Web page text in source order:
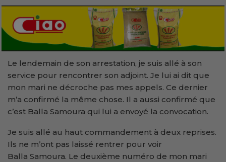
Le lendemain de son arrestation, je suis allé à son
service pour rencontrer son adjoint. Je lui ai dit que
mon mari ne décroche pas mes appels. Ce dernier
m’a confirmé la même chose. Il a aussi confirmé que
c’est Balla Samoura qui lui a envoyé la convocation.
Je suis allé au haut commandement à deux reprises.
Ils ne m’ont pas laissé rentrer pour voir
Balla Samoura. Le deuxième numéro de mon mari